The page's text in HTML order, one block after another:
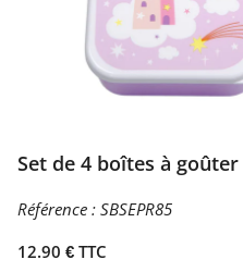
Set de 4 boîtes à goûter
Référence : SBSEPR85
12.90 € TTC